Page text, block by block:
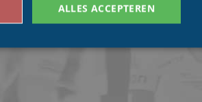
ALLES ACCEPTEREN